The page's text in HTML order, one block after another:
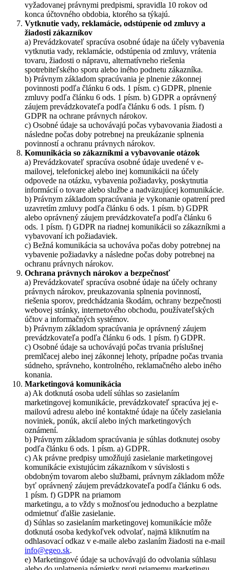
vyžadovanej právnymi predpismi, spravidla 10 rokov od
konca účtovného obdobia, ktorého sa týkajú.
Vytknutie vady, reklamácie, odstúpenie od zmluvy a
žiadosti zákazníkov
a) Prevádzkovateľ spracúva osobné údaje na účely vybavenia
vytknutia vady, reklamácie, odstúpenia od zmluvy, vrátenia
tovaru, žiadosti o nápravu, alternatívneho riešenia
spotrebiteľského sporu alebo iného podnetu zákazníka.
b) Právnym základom spracúvania je plnenie zákonnej
povinnosti podľa článku 6 ods. 1 písm. c) GDPR, plnenie
zmluvy podľa článku 6 ods. 1 písm. b) GDPR a oprávnený
záujem prevádzkovateľa podľa článku 6 ods. 1 písm. f)
GDPR na ochrane právnych nárokov.
c) Osobné údaje sa uchovávajú počas vybavovania žiadosti a
následne počas doby potrebnej na preukázanie splnenia
povinností a ochranu právnych nárokov.
Komunikácia so zákazníkmi a vybavovanie otázok
a) Prevádzkovateľ spracúva osobné údaje uvedené v e-
mailovej, telefonickej alebo inej komunikácii na účely
odpovede na otázku, vybavenia požiadavky, poskytnutia
informácií o tovare alebo službe a nadväzujúcej komunikácie.
b) Právnym základom spracúvania je vykonanie opatrení pred
uzavretím zmluvy podľa článku 6 ods. 1 písm. b) GDPR
alebo oprávnený záujem prevádzkovateľa podľa článku 6
ods. 1 písm. f) GDPR na riadnej komunikácii so zákazníkmi a
vybavovaní ich požiadaviek.
c) Bežná komunikácia sa uchováva počas doby potrebnej na
vybavenie požiadavky a následne počas doby potrebnej na
ochranu právnych nárokov.
Ochrana právnych nárokov a bezpečnosť
a) Prevádzkovateľ spracúva osobné údaje na účely ochrany
právnych nárokov, preukazovania splnenia povinností,
riešenia sporov, predchádzania škodám, ochrany bezpečnosti
webovej stránky, internetového obchodu, používateľských
účtov a informačných systémov.
b) Právnym základom spracúvania je oprávnený záujem
prevádzkovateľa podľa článku 6 ods. 1 písm. f) GDPR.
c) Osobné údaje sa uchovávajú počas trvania príslušnej
premlčacej alebo inej zákonnej lehoty, prípadne počas trvania
súdneho, správneho, kontrolného, reklamačného alebo iného
konania.
Marketingová komunikácia
a) Ak dotknutá osoba udelí súhlas so zasielaním
marketingovej komunikácie, prevádzkovateľ spracúva jej e-
mailovú adresu alebo iné kontaktné údaje na účely zasielania
noviniek, ponúk, akcií alebo iných marketingových
oznámení.
b) Právnym základom spracúvania je súhlas dotknutej osoby
podľa článku 6 ods. 1 písm. a) GDPR.
c) Ak právne predpisy umožňujú zasielanie marketingovej
komunikácie existujúcim zákazníkom v súvislosti s
obdobným tovarom alebo službami, právnym základom môže
byť oprávnený záujem prevádzkovateľa podľa článku 6 ods.
1 písm. f) GDPR na priamom
marketingu, a to vždy s možnosťou jednoducho a bezplatne
odmietnuť ďalšie zasielanie.
d) Súhlas so zasielaním marketingovej komunikácie môže
dotknutá osoba kedykoľvek odvolať, najmä kliknutím na
odhlasovací odkaz v e-maile alebo zaslaním žiadosti na e-mail
info@egeo.sk.
e) Marketingové údaje sa uchovávajú do odvolania súhlasu